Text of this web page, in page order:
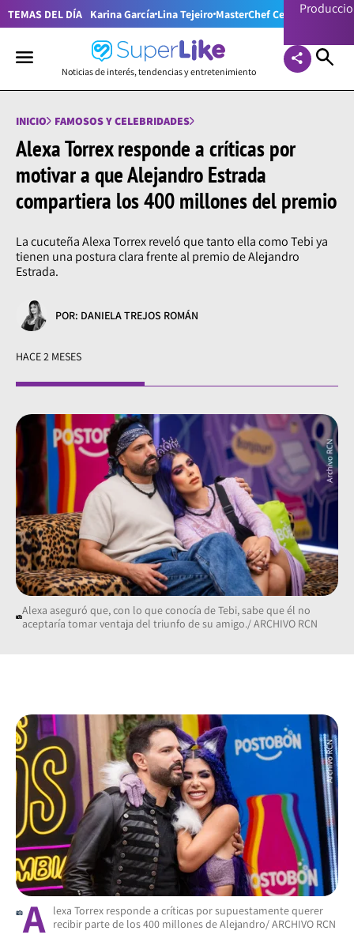
TEMAS DEL DÍA Karina García Lina Tejeiro MasterChef Celebrity
Noticias de interés, tendencias y entretenimiento
INICIO FAMOSOS Y CELEBRIDADES
Alexa Torrex responde a críticas por
motivar a que Alejandro Estrada
compartiera los 400 millones del premio
La cucuteña Alexa Torrex reveló que tanto ella como Tebi ya
tienen una postura clara frente al premio de Alejandro
Estrada.
POR: DANIELA TREJOS ROMÁN
HACE 2 MESES
Alexa aseguró que, con lo que conocía de Tebi, sabe que él no
aceptaría tomar ventaja del triunfo de su amigo./ ARCHIVO RCN
A lexa Torrex responde a críticas por supuestamente querer
recibir parte de los 400 millones de Alejandro/ ARCHIVO RCN